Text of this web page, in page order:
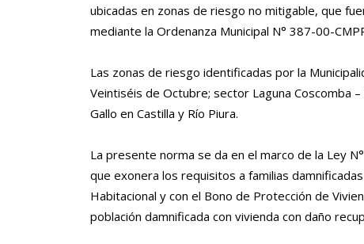
ubicadas en zonas de riesgo no mitigable, que
mediante la Ordenanza Municipal N° 387-00-
Las zonas de riesgo identificadas por la
Veintiséis de Octubre; sector Laguna Coscomba
Gallo en Castilla y Río Piura.
La presente norma se da en el marco de la Ley
que exonera los requisitos a familias
Habitacional y con el Bono de Protección de
población damnificada con vivienda con daño